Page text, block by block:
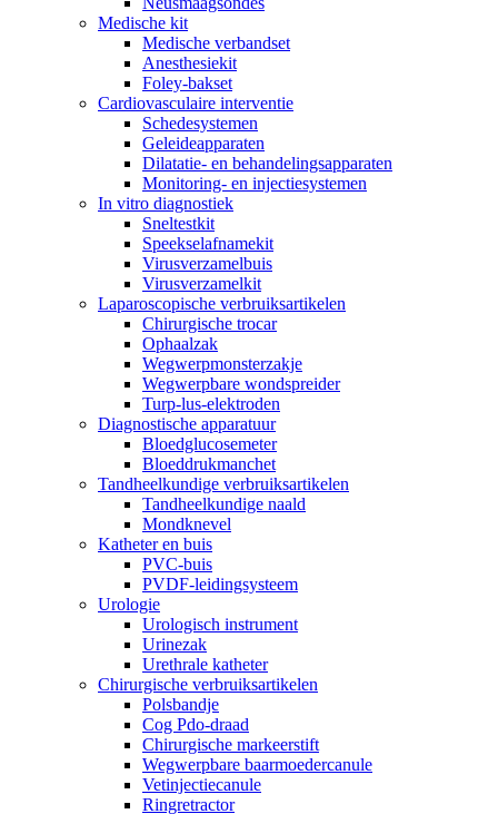
Medische kit
Medische verbandset
Anesthesiekit
Foley-bakset
Cardiovasculaire interventie
Schedesystemen
Geleideapparaten
Dilatatie- en behandelingsapparaten
Monitoring- en injectiesystemen
In vitro diagnostiek
Sneltestkit
Speekselafnamekit
Virusverzamelbuis
Virusverzamelkit
Laparoscopische verbruiksartikelen
Chirurgische trocar
Ophaalzak
Wegwerpmonsterzakje
Wegwerpbare wondspreider
Turp-lus-elektroden
Diagnostische apparatuur
Bloedglucosemeter
Bloeddrukmanchet
Tandheelkundige verbruiksartikelen
Tandheelkundige naald
Mondknevel
Katheter en buis
PVC-buis
PVDF-leidingsysteem
Urologie
Urologisch instrument
Urinezak
Urethrale katheter
Chirurgische verbruiksartikelen
Polsbandje
Cog Pdo-draad
Chirurgische markeerstift
Wegwerpbare baarmoedercanule
Vetinjectiecanule
Ringretractor